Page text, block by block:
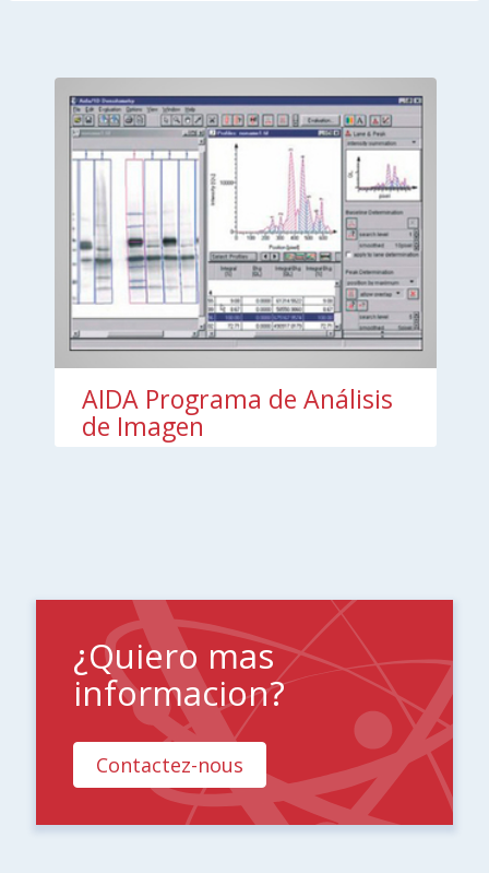
AIDA Programa de Análisis
de Imagen
¿Quiero mas
informacion?
Contactez-nous